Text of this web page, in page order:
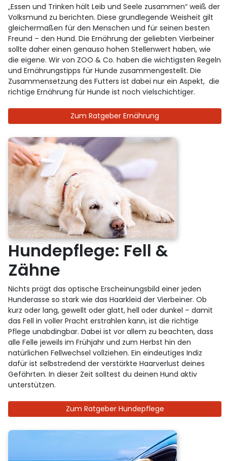
„Essen und Trinken hält Leib und Seele zusammen“ weiß der
Volksmund zu berichten. Diese grundlegende Weisheit gilt
gleichermaßen für den Menschen und für seinen besten
Freund – den Hund. Die Ernährung der geliebten Vierbeiner
sollte daher einen genauso hohen Stellenwert haben, wie
die eigene. Wir von ZOO & Co. haben die wichtigsten Regeln
und Ernährungstipps für Hunde zusammengestellt. Die
Zusammensetzung des Futters ist dabei nur ein Aspekt, die
richtige Ernährung für Hunde ist noch vielschichtiger.
Zum Ratgeber Ernährung
Hundepflege: Fell &
Zähne
Nichts prägt das optische Erscheinungsbild einer jeden
Hunderasse so stark wie das Haarkleid der Vierbeiner. Ob
kurz oder lang, gewellt oder glatt, hell oder dunkel – damit
das Fell in voller Pracht erstrahlen kann, ist die richtige
Pflege unabdingbar. Dabei ist vor allem zu beachten, dass
alle Felle jeweils im Frühjahr und zum Herbst hin den
natürlichen Fellwechsel vollziehen. Ein eindeutiges Indiz
dafür ist selbstredend der verstärkte Haarverlust deines
Gefährten. In dieser Zeit solltest du deinen Hund aktiv
unterstützen.
Zum Ratgeber Hundepflege